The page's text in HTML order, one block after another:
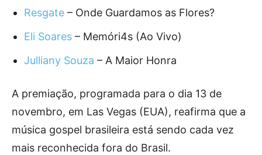
Resgate – Onde Guardamos as Flores?
Eli Soares – Memóri4s (Ao Vivo)
Julliany Souza – A Maior Honra
A premiação, programada para o dia 13 de
novembro, em Las Vegas (EUA), reafirma que a
música gospel brasileira está sendo cada vez
mais reconhecida fora do Brasil.